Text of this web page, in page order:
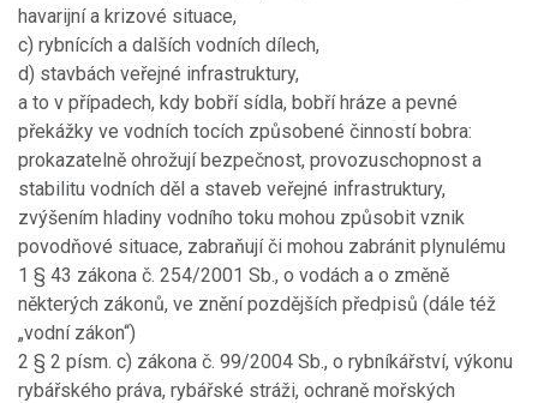
havarijní a krizové situace,
c) rybnících a dalších vodních dílech,
d) stavbách veřejné infrastruktury,
a to v případech, kdy bobří sídla, bobří hráze a pevné
překážky ve vodních tocích způsobené činností bobra:
prokazatelně ohrožují bezpečnost, provozuschopnost a
stabilitu vodních děl a staveb veřejné infrastruktury,
zvýšením hladiny vodního toku mohou způsobit vznik
povodňové situace, zabraňují či mohou zabránit plynulému
1 § 43 zákona č. 254/2001 Sb., o vodách a o změně
některých zákonů, ve znění pozdějších předpisů (dále též
„vodní zákon“)
2 § 2 písm. c) zákona č. 99/2004 Sb., o rybníkářství, výkonu
rybářského práva, rybářské stráži, ochraně mořských